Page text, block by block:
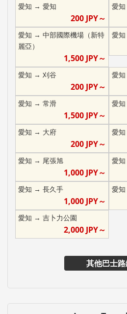
愛知 → 愛知
200JPY～
愛知
愛知 → 中部國際機場（新特
麗亞）
1,500JPY～
愛知
愛知 → 刈谷
200JPY～
愛知
愛知 → 常滑
1,500JPY～
愛知
愛知 → 大府
200JPY～
愛知
愛知 → 尾張旭
1,000JPY～
愛知
愛知 → 長久手
1,000JPY～
愛知
愛知 → 吉卜力公園
2,000JPY～
其他巴士